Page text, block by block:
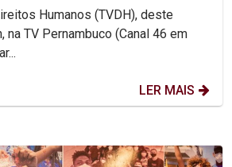
Humanos (TVDH), deste
na TV Pernambuco (Canal 46 em
LER MAIS